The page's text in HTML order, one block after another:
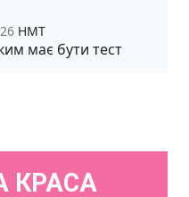
НМТ
має бути тест
КРАСА